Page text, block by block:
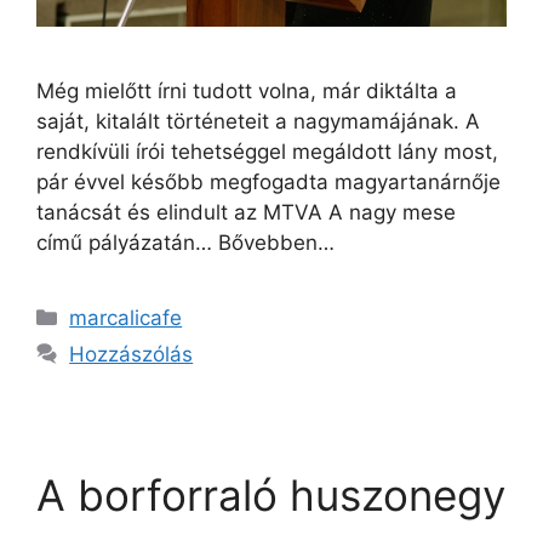
Még mielőtt írni tudott volna, már diktálta a
saját, kitalált történeteit a nagymamájának. A
rendkívüli írói tehetséggel megáldott lány most,
pár évvel később megfogadta magyartanárnője
tanácsát és elindult az MTVA A nagy mese
című pályázatán… Bővebben…
marcalicafe
Hozzászólás
A borforraló huszonegy